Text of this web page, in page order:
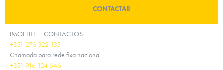
CONTACTAR
IMOELITE – CONTACTOS
+351 276 322 135
Chamada para rede fixa nacional
+351 916 124 646